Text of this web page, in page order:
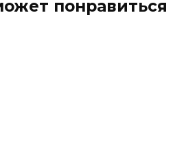
понравиться